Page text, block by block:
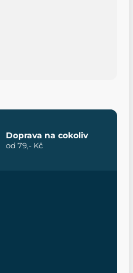
Doprava na cokoliv
od 79,- Kč